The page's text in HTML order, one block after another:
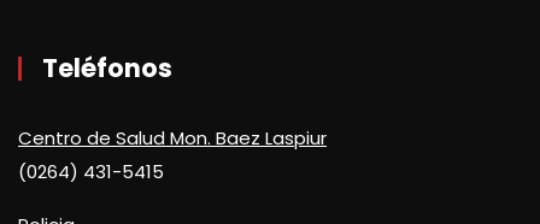
Teléfonos
Centro de Salud Mon. Baez Laspiur
(0264) 431-5415